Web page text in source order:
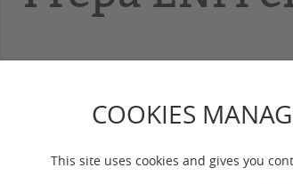
COOKIES
This site uses cookies and gives you